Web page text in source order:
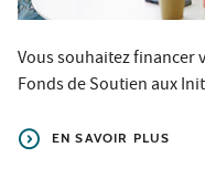
Vous souhaitez financer
Fonds de Soutien aux
EN SAVOIR PLUS